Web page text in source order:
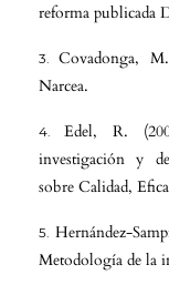
reforma publicada
Covadonga,
Narcea.
Edel, R.
investigación y
sobre Calidad,
Hernández-
Metodología de la